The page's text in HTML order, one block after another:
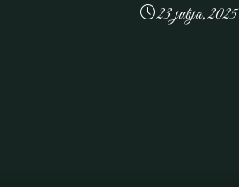
23 julija, 2025